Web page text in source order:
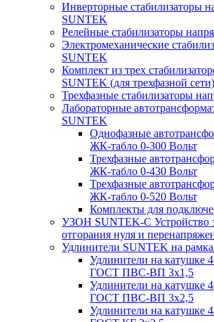
Инверторные стабилизаторы
SUNTEK
Релейные стабилизаторы
Электромеханические
SUNTEK
Комплект из трех
SUNTEK (для трехфазной сети)
Трехфазные стабилизаторы
Лабораторные
SUNTEK
Однофазные
ЖК-табло 0-300 Вольт
Трехфазные
ЖК-табло 0-430 Вольт
Трехфазные
ЖК-табло 0-520 Вольт
Комплекты для
УЗОН SUNTEK-C Устройство
отгорания нуля и
Удлинители SUNTEK на
Удлинители на катушке
ГОСТ ПВС-ВП 3х1,5
Удлинители на катушке
ГОСТ ПВС-ВП 3х2,5
Удлинители на катушке